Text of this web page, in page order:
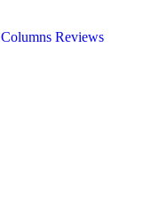
Columns Reviews